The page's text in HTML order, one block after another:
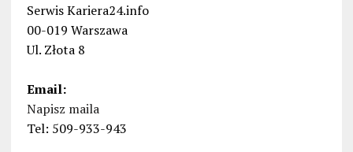
Serwis Kariera24.info
00-019 Warszawa
Ul. Złota 8
Email:
Napisz maila
Tel: 509-933-943